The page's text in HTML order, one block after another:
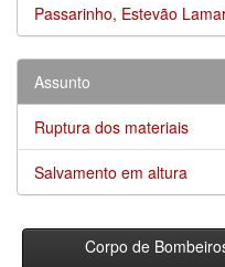
Passarinho, Estevão
Assunto
Ruptura dos materiais
Salvamento em altura
Corpo de